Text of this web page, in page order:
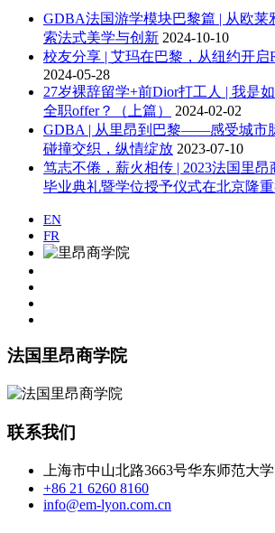
GDBA法国游学模块巴黎篇 | 从欧莱
索法式美学与创新 2024-10-10
校友分享 | 艾玛在巴黎，从纽约开启
2024-05-28
27岁裸辞留学+前Dior打工人 | 我是
全职offer？（上篇）
2024-02-02
GDBA | 从里昂到巴黎——感受城市
碰撞交织，纵情绽放 2023-07-10
笃志不倦，薪火相传 | 2023法国里昂
毕业典礼暨学位授予仪式在北京隆
EN
FR
法国里昂商学院
联系我们
上海市中山北路3663号华东师范大
+86 21 6260 8160
info@em-lyon.com.cn